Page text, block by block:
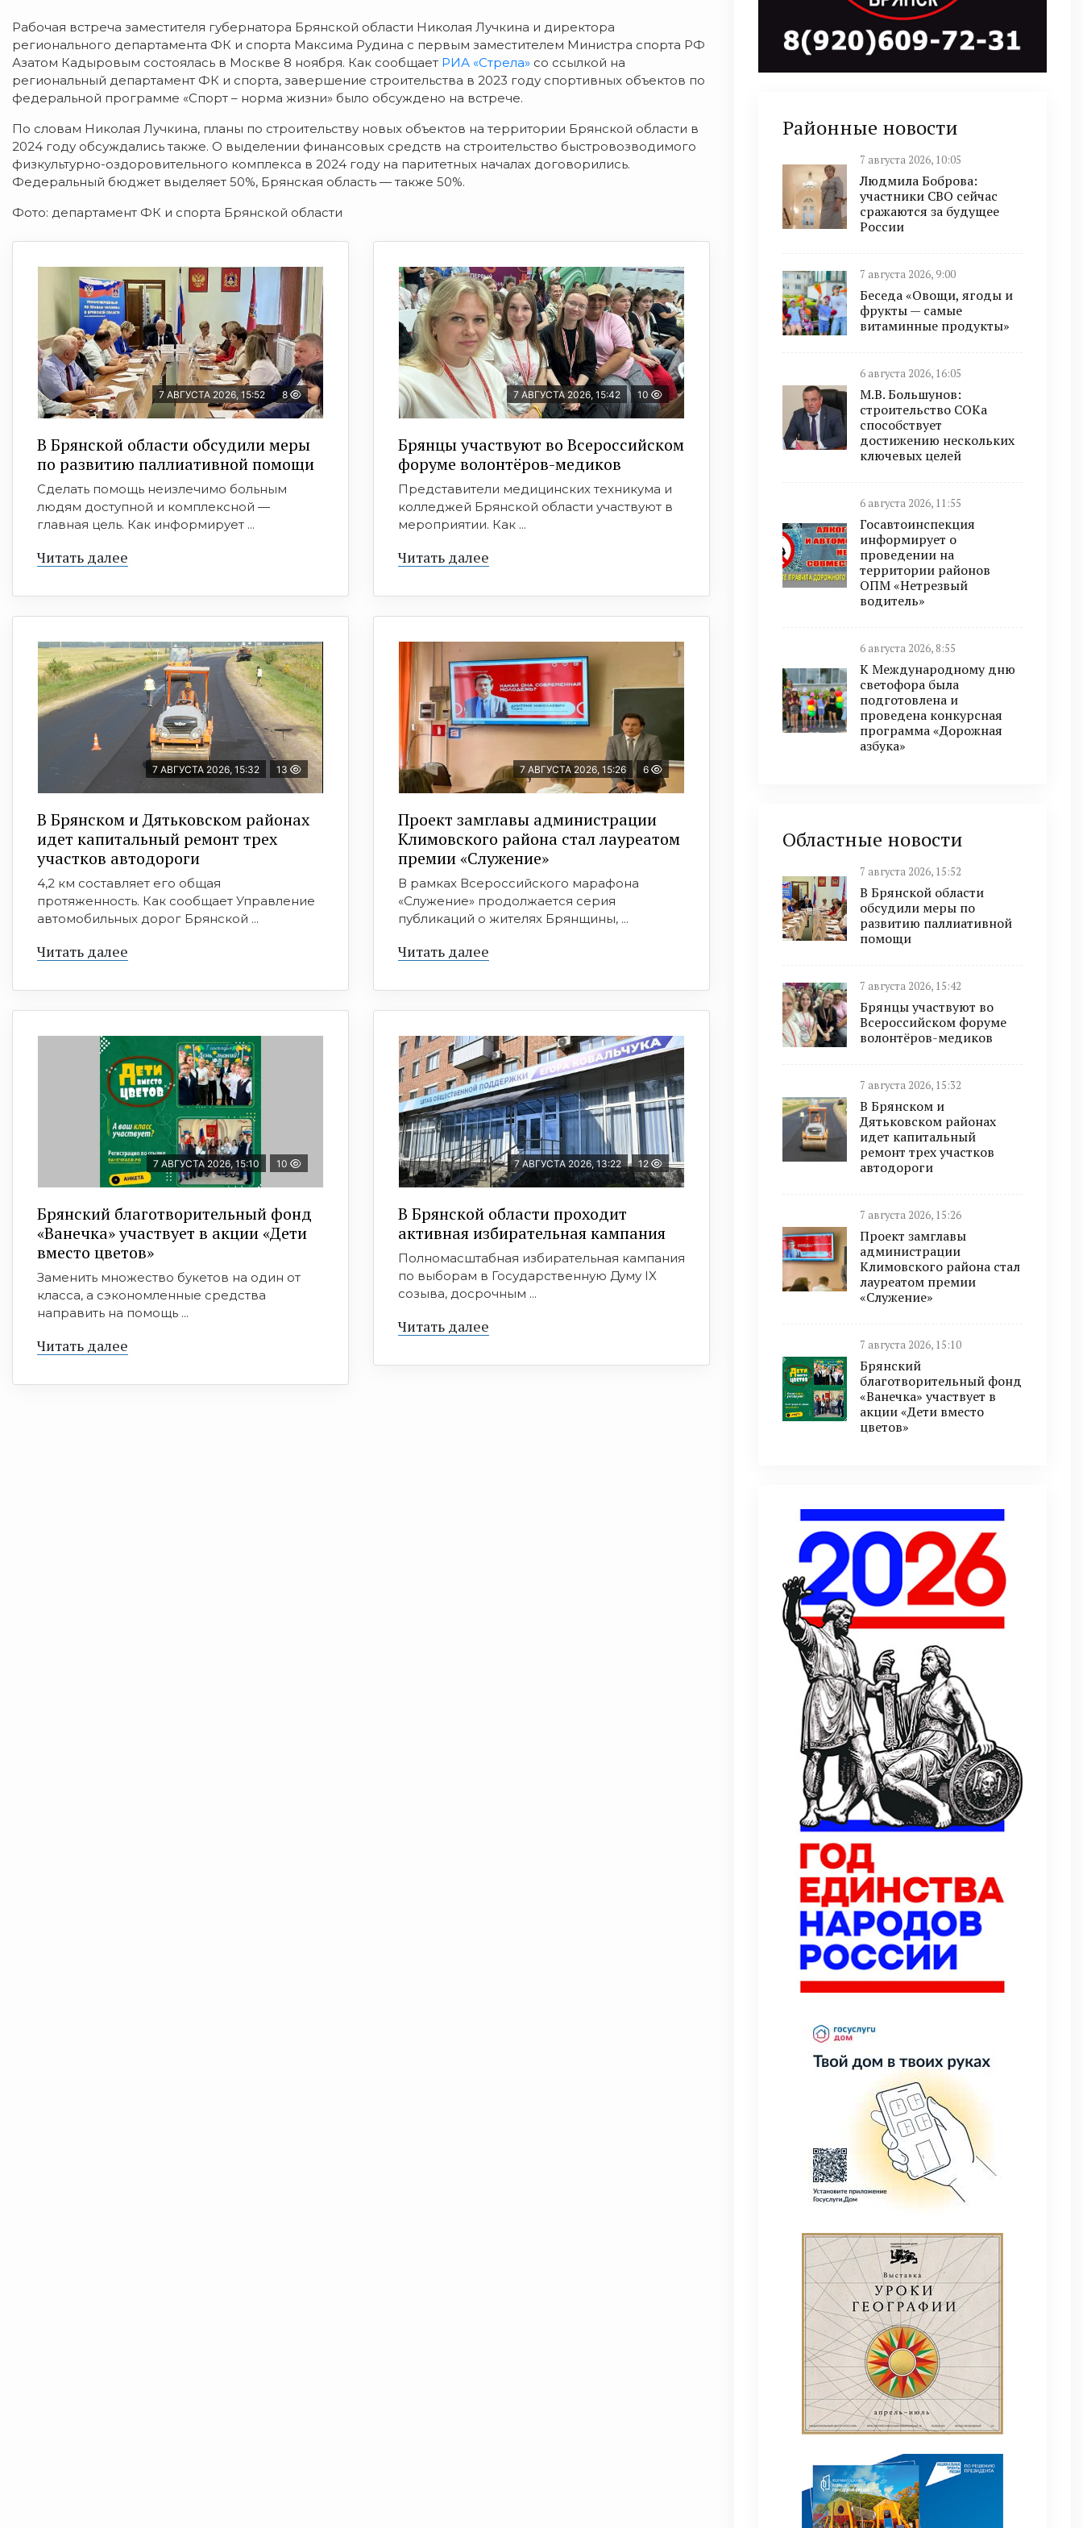
Рабочая встреча заместителя губернатора Брянской области Николая Лучкина и директора
регионального департамента ФК и спорта Максима Рудина с первым заместителем Министра спорта РФ
Азатом Кадыровым состоялась в Москве 8 ноября. Как сообщает РИА «Стрела» со ссылкой на
региональный департамент ФК и спорта, завершение строительства в 2023 году спортивных объектов по
федеральной программе «Спорт – норма жизни» было обсуждено на встрече.
По словам Николая Лучкина, планы по строительству новых объектов на территории Брянской области в
2024 году обсуждались также. О выделении финансовых средств на строительство быстровозводимого
физкультурно-оздоровительного комплекса в 2024 году на паритетных началах договорились.
Федеральный бюджет выделяет 50%, Брянская область — также 50%.
Фото: департамент ФК и спорта Брянской области
7 АВГУСТА 2026, 15:52 8
В Брянской области обсудили меры
по развитию паллиативной помощи
Сделать помощь неизлечимо больным
людям доступной и комплексной —
главная цель. Как информирует ...
Читать далее
7 АВГУСТА 2026, 15:42 10
Брянцы участвуют во Всероссийском
форуме волонтёров-медиков
Представители медицинских техникума и
колледжей Брянской области участвуют в
мероприятии. Как ...
Читать далее
7 АВГУСТА 2026, 15:32 13
В Брянском и Дятьковском районах
идет капитальный ремонт трех
участков автодороги
4,2 км составляет его общая
протяженность. Как сообщает Управление
автомобильных дорог Брянской ...
Читать далее
7 АВГУСТА 2026, 15:26 6
Проект замглавы администрации
Климовского района стал лауреатом
премии «Служение»
В рамках Всероссийского марафона
«Служение» продолжается серия
публикаций о жителях Брянщины, ...
Читать далее
7 АВГУСТА 2026, 15:10 10
Брянский благотворительный фонд
«Ванечка» участвует в акции «Дети
вместо цветов»
Заменить множество букетов на один от
класса, а сэкономленные средства
направить на помощь ...
Читать далее
7 АВГУСТА 2026, 13:22 12
В Брянской области проходит
активная избирательная кампания
Полномасштабная избирательная кампания
по выборам в Государственную Думу IX
созыва, досрочным ...
Читать далее
Районные новости
7 августа 2026, 10:05
Людмила Боброва:
участники СВО сейчас
сражаются за будущее
России
7 августа 2026, 9:00
Беседа «Овощи, ягоды и
фрукты — самые
витаминные продукты»
6 августа 2026, 16:05
М.В. Большунов:
строительство СОКа
способствует
достижению нескольких
ключевых целей
6 августа 2026, 11:55
Госавтоинспекция
информирует о
проведении на
территории районов
ОПМ «Нетрезвый
водитель»
6 августа 2026, 8:55
К Международному дню
светофора была
подготовлена и
проведена конкурсная
программа «Дорожная
азбука»
Областные новости
7 августа 2026, 15:52
В Брянской области
обсудили меры по
развитию паллиативной
помощи
7 августа 2026, 15:42
Брянцы участвуют во
Всероссийском форуме
волонтёров-медиков
7 августа 2026, 15:32
В Брянском и
Дятьковском районах
идет капитальный
ремонт трех участков
автодороги
7 августа 2026, 15:26
Проект замглавы
администрации
Климовского района стал
лауреатом премии
«Служение»
7 августа 2026, 15:10
Брянский
благотворительный фонд
«Ванечка» участвует в
акции «Дети вместо
цветов»